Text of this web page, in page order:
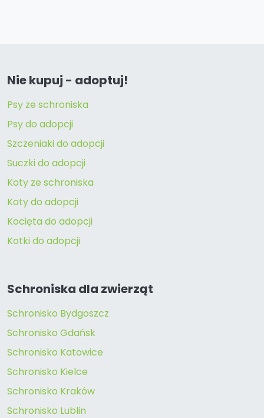
Nie kupuj - adoptuj!
Psy ze schroniska
Psy do adopcji
Szczeniaki do adopcji
Suczki do adopcji
Koty ze schroniska
Koty do adopcji
Kocięta do adopcji
Kotki do adopcji
Schroniska dla zwierząt
Schronisko Bydgoszcz
Schronisko Gdańsk
Schronisko Katowice
Schronisko Kielce
Schronisko Kraków
Schronisko Lublin